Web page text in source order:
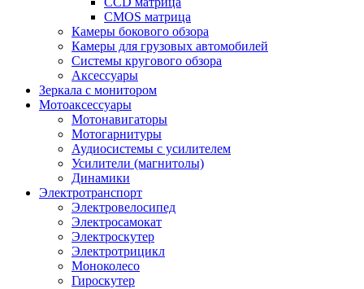
CMOS матрица
Камеры бокового обзора
Камеры для грузовых автомобилей
Системы кругового обзора
Аксессуары
Зеркала с монитором
Мотоаксессуары
Мотонавигаторы
Мотогарнитуры
Аудиосистемы с усилителем
Усилители (магнитолы)
Динамики
Электротранспорт
Электровелосипед
Электросамокат
Электроскутер
Электротрицикл
Моноколесо
Гироскутер